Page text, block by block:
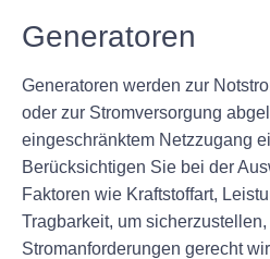
Generatoren
Generatoren werden zur
oder zur Stromversorgung
eingeschränktem Netzzugang
Berücksichtigen Sie bei der
Faktoren wie Kraftstoffart,
Tragbarkeit, um
Stromanforderungen gerecht